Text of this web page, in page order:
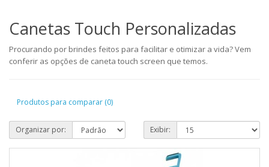
Canetas Touch Personalizadas
Procurando por brindes feitos para facilitar e otimizar a vida? Vem
conferir as opções de caneta touch screen que temos.
Produtos para comparar (0)
Organizar por: Exibir: